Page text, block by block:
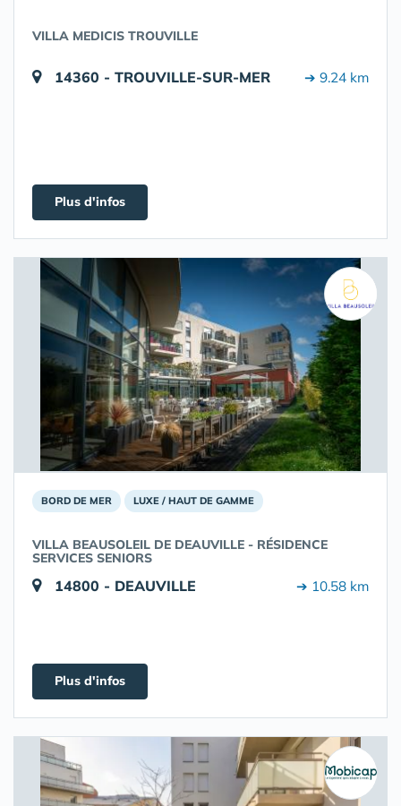
VILLA MEDICIS TROUVILLE
14360 - TROUVILLE-SUR-MER ➔ 9.24 km
Plus d'infos
BORD DE MER LUXE / HAUT DE GAMME
VILLA BEAUSOLEIL DE DEAUVILLE - RÉSIDENCE
SERVICES SENIORS
14800 - DEAUVILLE ➔ 10.58 km
Plus d'infos